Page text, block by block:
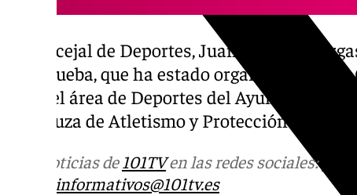
El concejal de Deportes, Juan Antonio
a la prueba, que ha estado organizada por
Trail, el área de Deportes del
Andaluza de Atletismo y Protección Civil
Más noticias de 101TVen las redes sociales:
informativos@101tv.es